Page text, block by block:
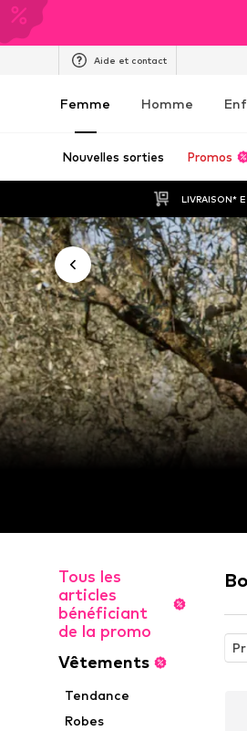
Aide et contact
Femme Homme
Nouvelles sorties Promos
LIVRAISON*
Tous les
articles
bénéficiant
de la promo
Vêtements
Tendance
Robes